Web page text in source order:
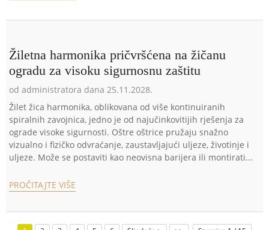
Žiletna harmonika pričvršćena na žičanu
ogradu za visoku sigurnosnu zaštitu
od administratora dana 25.11.2028.
Žilet žica harmonika, oblikovana od više kontinuiranih
spiralnih zavojnica, jedno je od najučinkovitijih rješenja za
ograde visoke sigurnosti. Oštre oštrice pružaju snažno
vizualno i fizičko odvraćanje, zaustavljajući uljeze, životinje i
uljeze. Može se postaviti kao neovisna barijera ili montirati...
PROČITAJTE VIŠE